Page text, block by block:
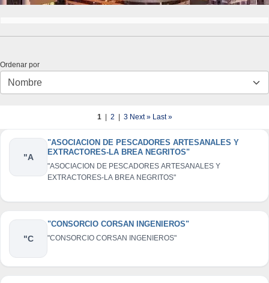
Ordenar por
1 | 2 | 3Next »Last »
"A
"ASOCIACION DE PESCADORES ARTESANALES Y
EXTRACTORES-LA BREA NEGRITOS"
"ASOCIACION DE PESCADORES ARTESANALES Y
EXTRACTORES-LA BREA NEGRITOS"
"C
"CONSORCIO CORSAN INGENIEROS"
"CONSORCIO CORSAN INGENIEROS"